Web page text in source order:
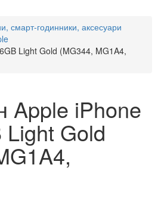
смарт-годинники, аксесуари
Light Gold (MG344, MG1A4,
Apple iPhone
Gold